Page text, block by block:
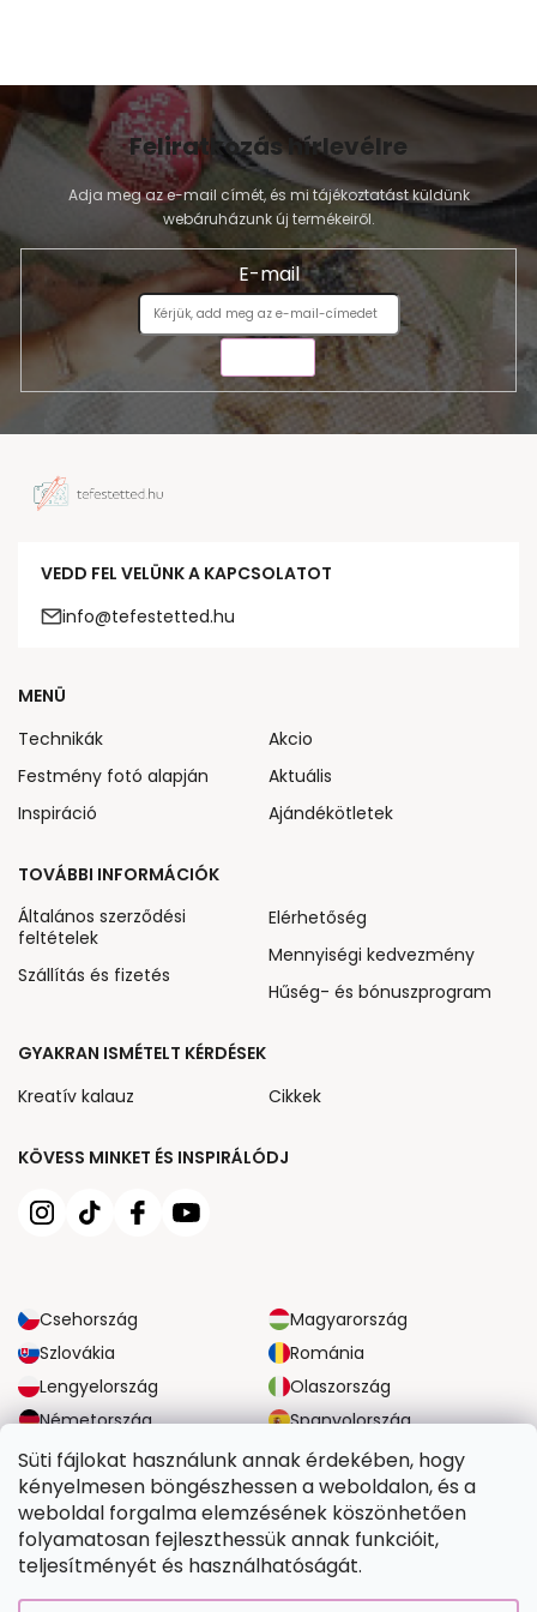
Süti fájlokat használunk annak érdekében, hogy
kényelmesen böngészhessen a weboldalon, és a
weboldal forgalma elemzésének köszönhetően
folyamatosan fejleszthessük annak funkcióit,
teljesítményét és használhatóságát.
Feliratkozás hírlevélre
Adja meg az e-mail címét, és mi tájékoztatást küldünk
webáruházunk új termékeiről.
E-mail
VEDD FEL VELÜNK A KAPCSOLATOT
info@tefestetted.hu
KÖVESS MINKET ÉS INSPIRÁLÓDJ
Csehország
Magyarország
Szlovákia
Románia
Lengyelország
Olaszország
Németország
Spanyolország
Nagy-Britannia
Ausztria
MENÜ
Technikák
Festmény fotó alapján
Inspiráció
Akcio
Aktuális
Ajándékötletek
TOVÁBBI INFORMÁCIÓK
Általános szerződési
feltételek
Szállítás és fizetés
Elérhetőség
Mennyiségi kedvezmény
Hűség- és bónuszprogram
GYAKRAN ISMÉTELT KÉRDÉSEK
Kreatív kalauz
Cikkek
MEGBÍZHATÓ SZÁLLÍTÁSI LEHETŐSÉGEK